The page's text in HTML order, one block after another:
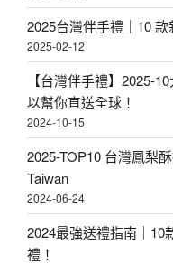
2025台灣伴手禮｜10
2025-02-12
【台灣伴手禮】2025-
以幫你直送全球！
2024-10-15
2025-TOP10 台灣鳳梨
Taiwan
2024-06-24
2024最強送禮指南｜10
禮！